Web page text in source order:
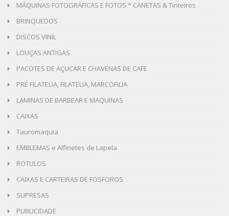
MÁQUINAS FOTOGRÁFICAS E FOTOS * CANETAS & Tinteiros
BRINQUEDOS
DISCOS VINIL
LOUÇAS ANTIGAS
PACOTES DE AÇUCAR E CHAVENAS DE CAFE
PRÉ FILATELIA, FILATELIA, MARCOFILIA
LAMINAS DE BARBEAR E MAQUINAS
CAIXAS
Tauromaquia
EMBLEMAS e Alfinetes de Lapela
ROTULOS
CAIXAS E CARTEIRAS DE FOSFOROS
SUPRESAS
PUBLICIDADE